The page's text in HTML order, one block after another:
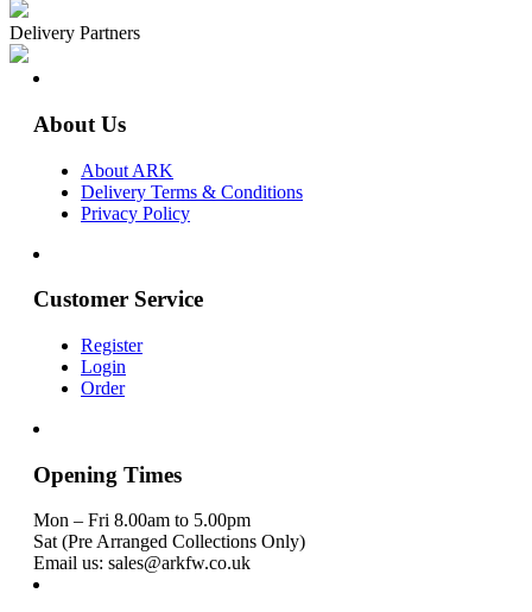
Delivery Partners
About Us
About ARK
Delivery Terms & Conditions
Privacy Policy
Customer Service
Register
Login
Order
Opening Times
Mon – Fri 8.00am to 5.00pm
Sat (Pre Arranged Collections Only)
Email us: sales@arkfw.co.uk